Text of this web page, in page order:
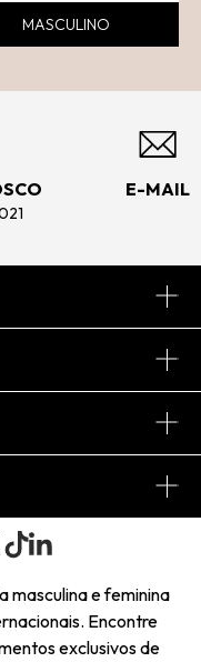
MASCULINO
E-MAIL
masculina e feminina
Encontre
exclusivos de